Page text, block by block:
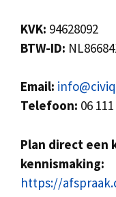
KVK: 94628092
BTW-ID:
Email:
Telefoon: 06
Plan direct een
kennismaking:
https://